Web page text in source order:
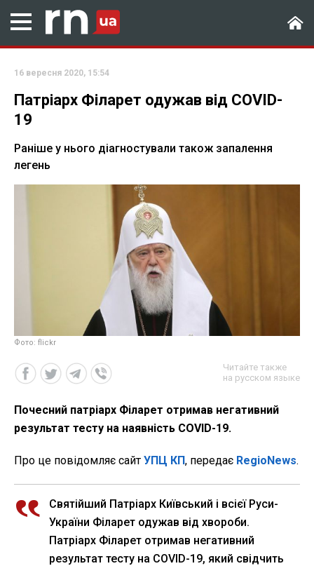
16 вересня 2020, 15:54
Патріарх Філарет одужав від COVID-
19
Раніше у нього діагностували також запалення
легень
Фото: flickr
Читайте также
на русском языке
Почесний патріарх Філарет отримав негативний
результат тесту на наявність COVID-19.
Про це повідомляє сайт УПЦ КП, передає RegioNews.
Святійший Патріарх Київський і всієї Руси-
України Філарет одужав від хвороби.
Патріарх Філарет отримав негативний
результат тесту на COVID-19, який свідчить